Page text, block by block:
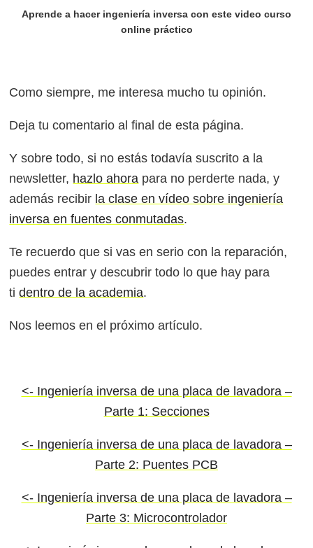
Aprende a hacer ingeniería inversa con este video curso
online práctico
Como siempre, me interesa mucho tu opinión.
Deja tu comentario al final de esta página.
Y sobre todo, si no estás todavía suscrito a la
newsletter, hazlo ahora para no perderte nada, y
además recibir la clase en vídeo sobre ingeniería
inversa en fuentes conmutadas.
Te recuerdo que si vas en serio con la reparación,
puedes entrar y descubrir todo lo que hay para
tidentro de la academia.
Nos leemos en el próximo artículo.
<- Ingeniería inversa de una placa de lavadora –
Parte 1: Secciones
<- Ingeniería inversa de una placa de lavadora –
Parte 2: Puentes PCB
<- Ingeniería inversa de una placa de lavadora –
Parte 3: Microcontrolador